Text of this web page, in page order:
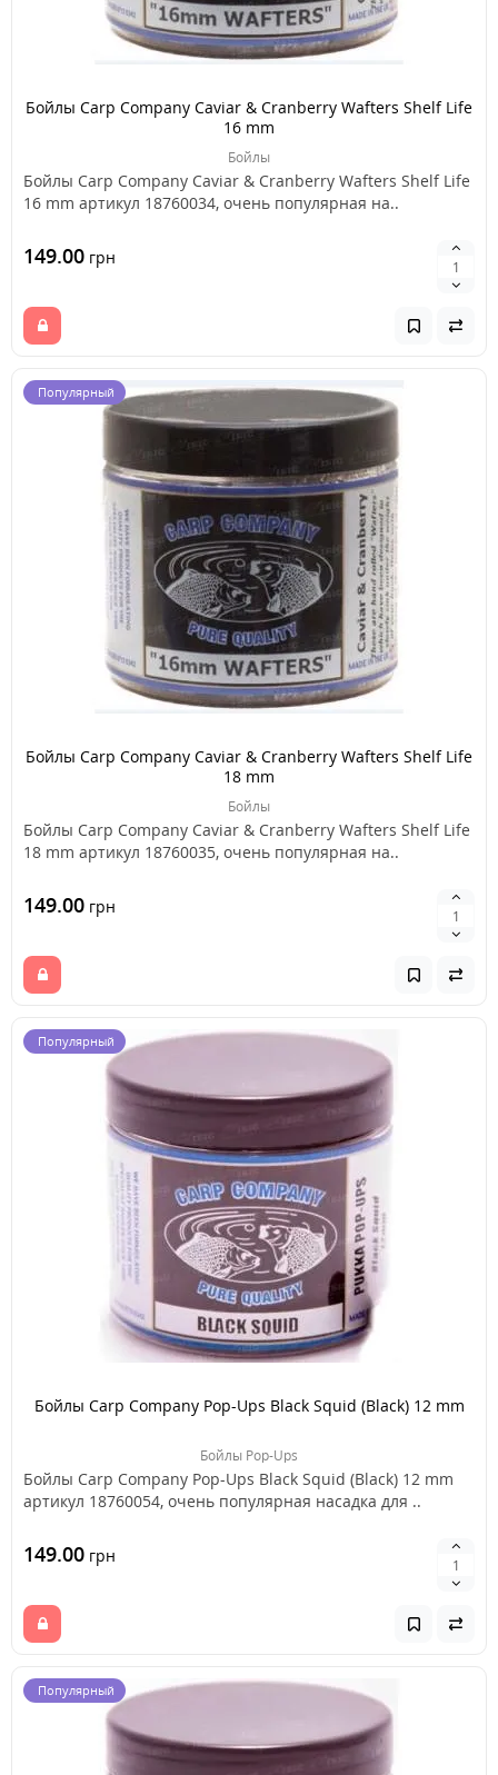
Бойлы Carp Company Caviar & Cranberry Wafters Shelf Life
16 mm
Бойлы
Бойлы Carp Company Caviar & Cranberry Wafters Shelf Life
16 mm артикул 18760034, очень популярная на..
149.00 грн
Популярный
Бойлы Carp Company Caviar & Cranberry Wafters Shelf Life
18 mm
Бойлы
Бойлы Carp Company Caviar & Cranberry Wafters Shelf Life
18 mm артикул 18760035, очень популярная на..
149.00 грн
Популярный
Бойлы Carp Company Pop-Ups Black Squid (Black) 12 mm
Бойлы Pop-Ups
Бойлы Carp Company Pop-Ups Black Squid (Black) 12 mm
артикул 18760054, очень популярная насадка для ..
149.00 грн
Популярный